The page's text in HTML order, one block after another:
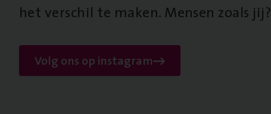
het verschil te maken. Mensen zoals jij?
Volg ons op instagram